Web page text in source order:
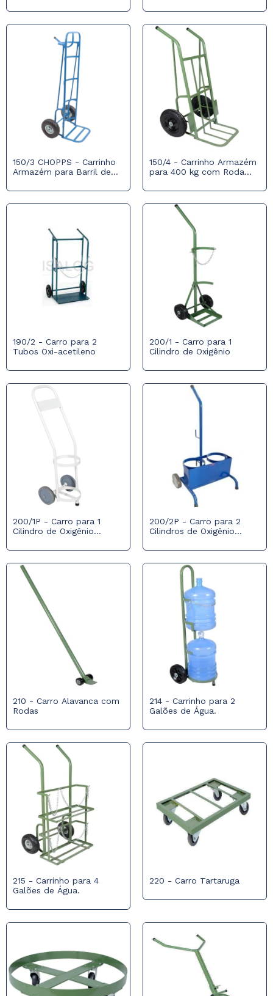
150/3 CHOPPS - Carrinho
Armazém para Barril de
Pneumática
150/4 - Carrinho Armazém
para 400 kg com Roda
190/2 - Carro para 2
Tubos Oxi-acetileno
200/1 - Carro para 1
Cilindro de Oxigênio
200/1P - Carro para 1
Cilindro de Oxigênio
200/2P - Carro para 2
Cilindros de Oxigênio
210 - Carro Alavanca com
Rodas
214 - Carrinho para 2
Galões de Água.
215 - Carrinho para 4
Galões de Água.
220 - Carro Tartaruga